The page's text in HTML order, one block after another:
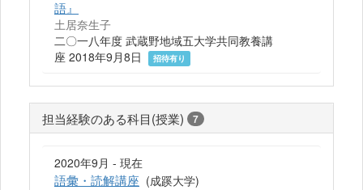
語』
土居奈生子
二〇一八年度 武蔵野地域五大学共同教養講
座 2018年9月8日
招待有り
担当経験のある科目(授業) 7
2020年9月 - 現在
語彙・読解講座 (成蹊大学)